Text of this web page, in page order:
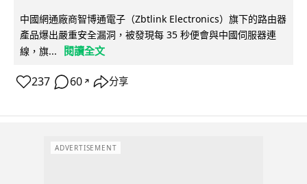
中國網通廠商智博通電子（Zbtlink Electronics）旗下的路由器
產品爆出嚴重安全漏洞，被發現每 35 秒便會與中國伺服器連
線，旗...
閱讀全文
237 60 ↗ 分享
ADVERTISEMENT